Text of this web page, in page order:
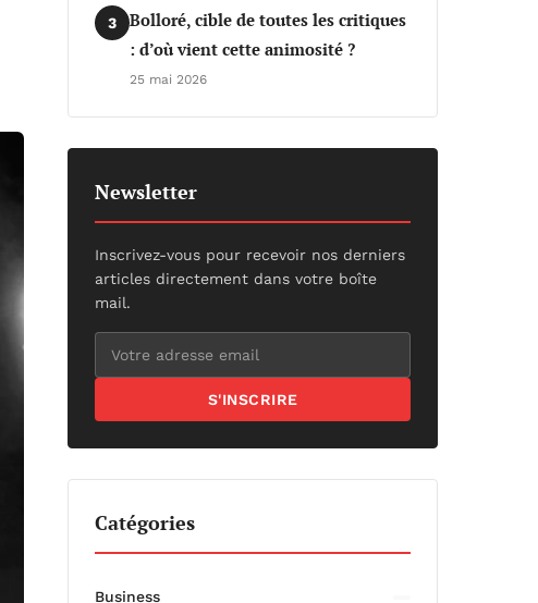
3
Bolloré, cible de toutes les critiques
: d’où vient cette animosité ?
25 mai 2026
Newsletter
Inscrivez-vous pour recevoir nos derniers
articles directement dans votre boîte
mail.
S'INSCRIRE
Catégories
Business